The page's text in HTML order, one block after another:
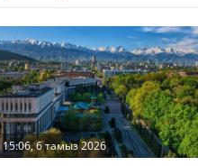
15:06, 6 тамыз 2026